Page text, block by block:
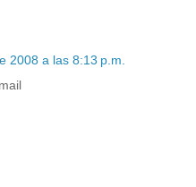
2008 a las 8:13 p.m.